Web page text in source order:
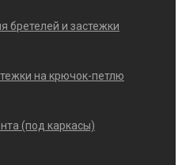
бретелей и застежки
на крючок-петлю
(под каркасы)